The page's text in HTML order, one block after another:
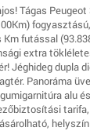
Tágas
Km futással
extra
Jéghideg dupla
Panoráma
alu
tarifa,